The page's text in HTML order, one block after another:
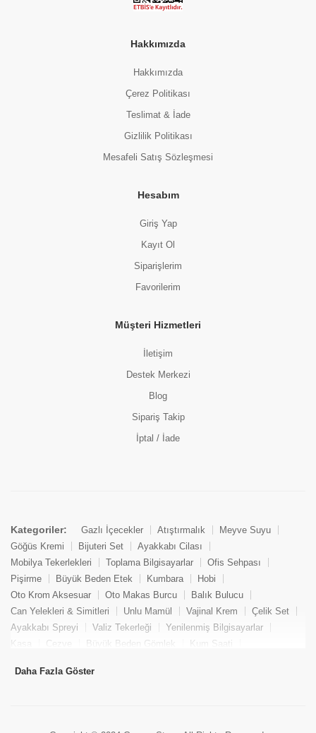
Hakkımızda
Hakkımızda
Çerez Politikası
Teslimat & İade
Gizlilik Politikası
Mesafeli Satış Sözleşmesi
Hesabım
Giriş Yap
Kayıt Ol
Siparişlerim
Favorilerim
Müşteri Hizmetleri
İletişim
Destek Merkezi
Blog
Sipariş Takip
İptal / İade
Kategoriler: Gazlı İçecekler Atıştırmalık
Meyve Suyu
Göğüs Kremi
Bijuteri Set
Ayakkabı Cilası
Mobilya Tekerlekleri
Toplama Bilgisayarlar
Ofis Sehpası
Pişirme
Büyük Beden Etek Kumbara
Hobi
Oto Krom Aksesuar
Oto Makas Burcu
Balık Bulucu
Can Yelekleri & Simitleri
Unlu Mamül Vajinal Krem
Çelik Set
Ayakkabı Spreyi
Valiz Tekerleği
Yenilenmiş Bilgisayarlar
Kasa
Cezve Büyük Beden Gömlek
Kum Saati
Tekne Bağlama & Demirleme
Daha Fazla Göster